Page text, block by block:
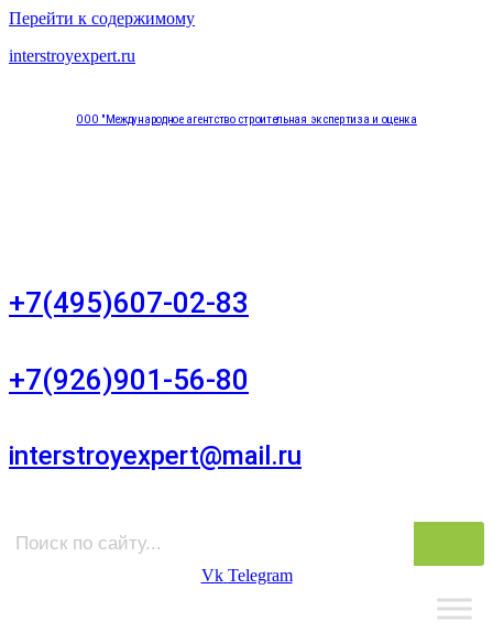
Перейти к содержимому
interstroyexpert.ru
ООО "Международное агентство строительная экспертиза и оценка
+7(495)607-02-83
+7(926)901-56-80
interstroyexpert@mail.ru
Vk Telegram